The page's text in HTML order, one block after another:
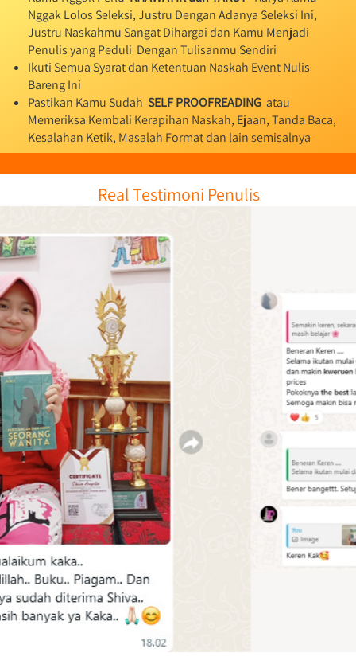
Nggak Lolos Seleksi, Justru Dengan Adanya Seleksi Ini,
Justru Naskahmu Sangat Dihargai dan Kamu Menjadi
Penulis yang Peduli  Dengan Tulisanmu Sendiri
Ikuti Semua Syarat dan Ketentuan Naskah Event Nulis
Bareng Ini
Pastikan Kamu Sudah SELF PROOFREADING atau
Memeriksa Kembali Kerapihan Naskah, Ejaan, Tanda Baca,
Kesalahan Ketik, Masalah Format dan lain semisalnya
Real Testimoni Penulis